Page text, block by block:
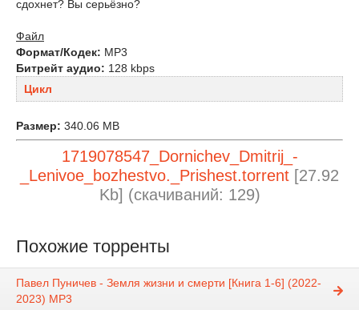
сдохнет? Вы серьёзно?
Файл
Формат/Кодек: МР3
Битрейт аудио: 128 kbps
Цикл
Размер: 340.06 MB
1719078547_Dornichev_Dmitrij_-
_Lenivoe_bozhestvo._Prishest.torrent [27.92
Kb] (cкачиваний: 129)
Похожие торренты
Павел Пуничев - Земля жизни и смерти [Книга 1-6] (2022-
2023) MP3